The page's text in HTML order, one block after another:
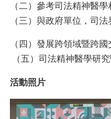
特
色
療
教
區
（二）參考司法精神醫
（三）與政府單位，司
（四）發展跨領域暨跨
（五）司法精神醫學研
活動照片